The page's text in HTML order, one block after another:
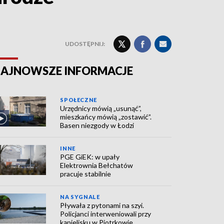
UDOSTĘPNIJ:
INFORMACJE
SPOŁECZNE
Urzędnicy mówią „usunąć”,
mieszkańcy mówią „zostawić”.
Basen niezgody w Łodzi
INNE
PGE GiEK: w upały
Elektrownia Bełchatów
pracuje stabilnie
NA SYGNALE
Pływała z pytonami na szyi.
Policjanci interweniowali przy
kąpielisku w Piotrkowie